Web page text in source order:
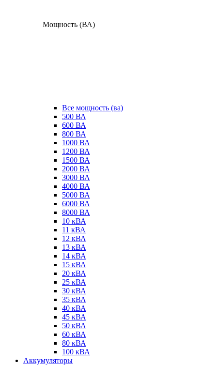
Мощность (ВА)
Все мощность (ва)
500 ВА
600 ВА
800 ВА
1000 ВА
1200 ВА
1500 ВА
2000 ВА
3000 ВА
4000 ВА
5000 ВА
6000 ВА
8000 ВА
10 кВА
11 кВА
12 кВА
13 кВА
14 кВА
15 кВА
20 кВА
25 кВА
30 кВА
35 кВА
40 кВА
45 кВА
50 кВА
60 кВА
80 кВА
100 кВА
Аккумуляторы